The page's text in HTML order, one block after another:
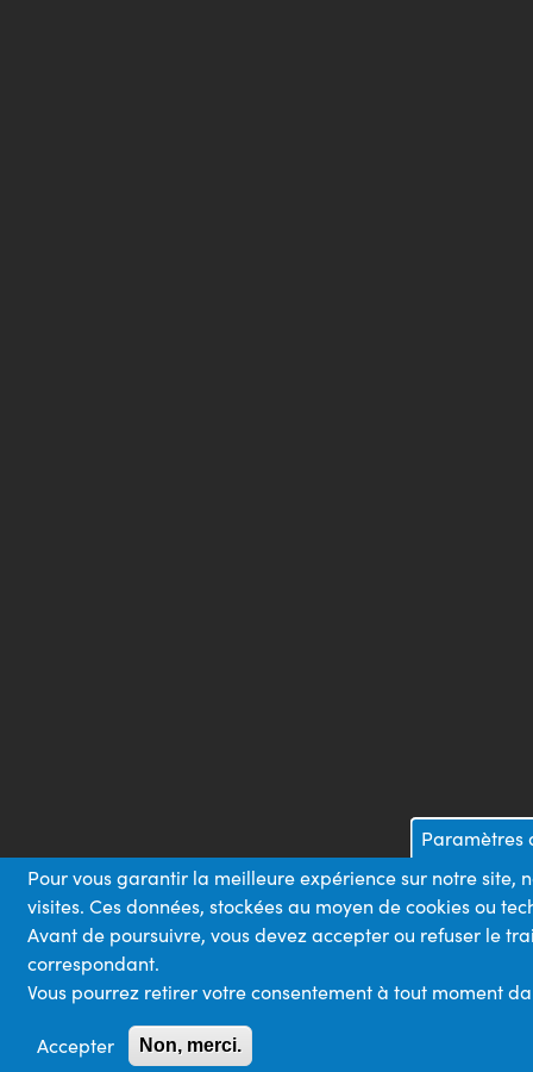
Paramètres
Pour vous garantir la meilleure expérience sur notre site,
visites. Ces données, stockées au moyen de cookies ou
Avant de poursuivre, vous devez accepter ou refuser le
correspondant.
Vous pourrez retirer votre consentement à tout moment
Accepter Non, merci.